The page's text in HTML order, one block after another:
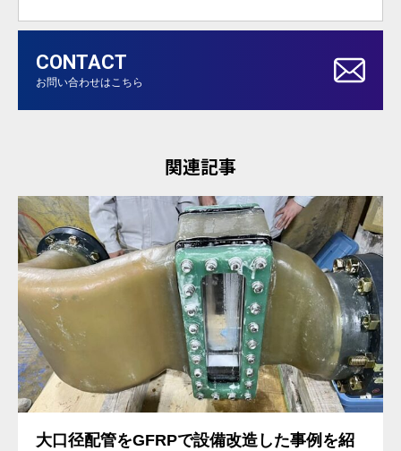
CONTACT
お問い合わせはこちら
関連記事
大口径配管をGFRPで設備改造した事例を紹